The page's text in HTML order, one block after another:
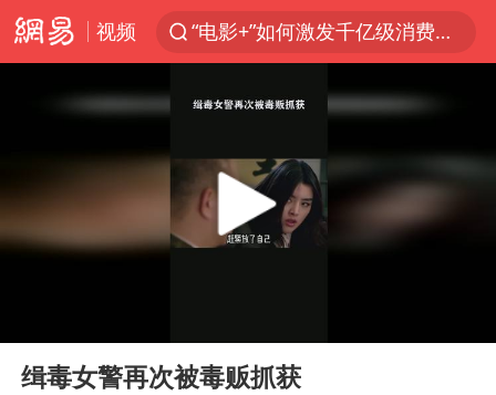
视频
“电影+”如何激发千亿级消费新活力？
台风白海豚中心风力增强
向鹏0-3不敌张本智和
刘国正说向鹏打得很窝囊
Play
缉毒女警再次被毒贩抓获